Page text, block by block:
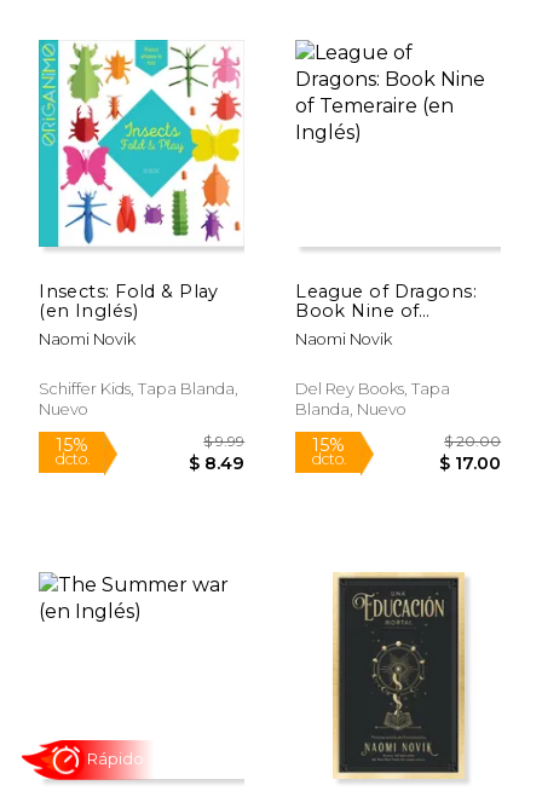
Rápido
Insects: Fold & Play
(en Inglés)
Naomi Novik
Schiffer Kids, Tapa Blanda,
Nuevo
League of Dragons:
Book Nine of
Temeraire (en Inglés)
Naomi Novik
Del Rey Books, Tapa
Blanda, Nuevo